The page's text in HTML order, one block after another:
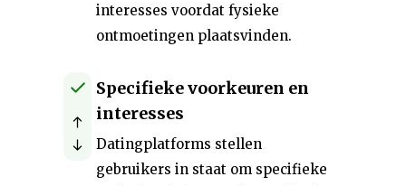
interesses voordat fysieke
ontmoetingen plaatsvinden.
Specifieke voorkeuren en
interesses
Datingplatforms stellen
gebruikers in staat om specifieke